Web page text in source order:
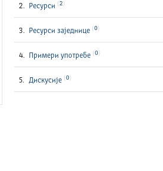
Ресурси 2
Ресурси заједнице 0
Примери употребе 0
Дискусије 0